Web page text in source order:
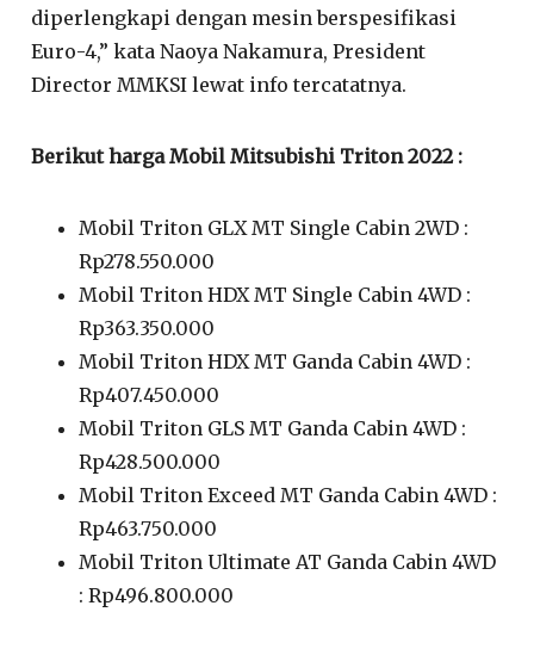
diperlengkapi dengan mesin berspesifikasi
Euro-4,” kata Naoya Nakamura, President
Director MMKSI lewat info tercatatnya.
Berikut harga Mobil Mitsubishi Triton 2022 :
Mobil Triton GLX MT Single Cabin 2WD :
Rp278.550.000
Mobil Triton HDX MT Single Cabin 4WD :
Rp363.350.000
Mobil Triton HDX MT Ganda Cabin 4WD :
Rp407.450.000
Mobil Triton GLS MT Ganda Cabin 4WD :
Rp428.500.000
Mobil Triton Exceed MT Ganda Cabin 4WD :
Rp463.750.000
Mobil Triton Ultimate AT Ganda Cabin 4WD
: Rp496.800.000